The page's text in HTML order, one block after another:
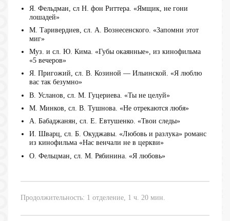
Я. Фельдман, сл Н. фон Риттера. «Ямщик, не гони
лошадей»
М. Таривердиев, сл. А. Вознесенского. «Запомни этот
миг»
Муз. и сл. Ю. Кима. «Губы окаянные», из кинофильма
«5 вечеров»
Я. Пригожий, сл. В. Козиной — Ильинской. «Я люблю
вас так безумно»
В. Усланов, сл. М. Гуцериева. «Ты не целуй»
М. Минков, сл. В. Тушнова. «Не отрекаются любя»
А. Бабаджанян, сл. Е. Евтушенко. «Твои следы»
И. Шварц, сл. Б. Окуджавы. «Любовь и разлука» романс
из кинофильма «Нас венчали не в церкви»
О. Фельцман, сл. М. Рябинина. «Я любовь»
Продолжительность: 1 отделение, 1 ч. 20 мин.